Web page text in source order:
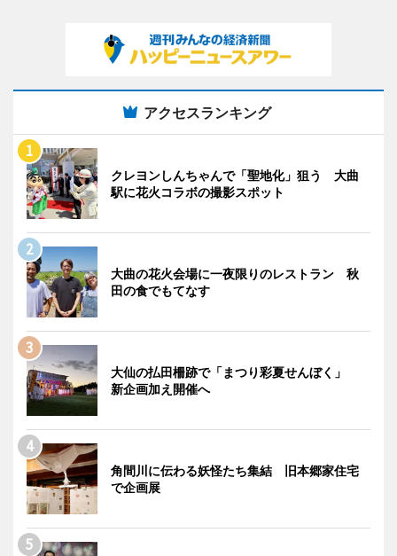
アクセスランキング
クレヨンしんちゃんで「聖地化」狙う 大曲
駅に花火コラボの撮影スポット
大曲の花火会場に一夜限りのレストラン 秋
田の食でもてなす
大仙の払田柵跡で「まつり彩夏せんぼく」
新企画加え開催へ
角間川に伝わる妖怪たち集結 旧本郷家住宅
で企画展